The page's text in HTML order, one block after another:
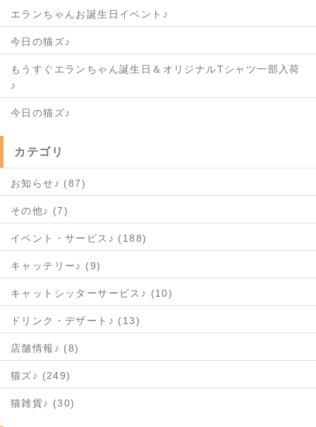
エランちゃんお誕生日イベント♪
今日の猫ズ♪
もうすぐエランちゃん誕生日＆オリジナルTシャツ一部入荷
♪
今日の猫ズ♪
カテゴリ
お知らせ♪ (87)
その他♪ (7)
イベント・サービス♪ (188)
キャッテリー♪ (9)
キャットシッターサービス♪ (10)
ドリンク・デザート♪ (13)
店舗情報♪ (8)
猫ズ♪ (249)
猫雑貨♪ (30)